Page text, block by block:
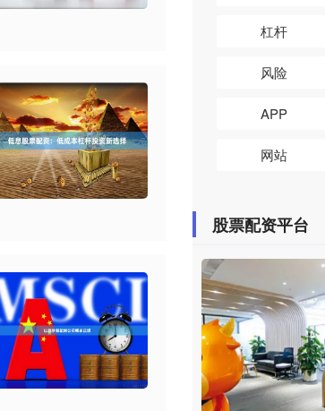
杠杆
风险
APP
网站
股票配资平台